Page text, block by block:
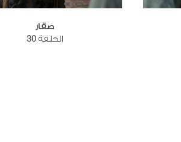
صقار
الحلقة 30